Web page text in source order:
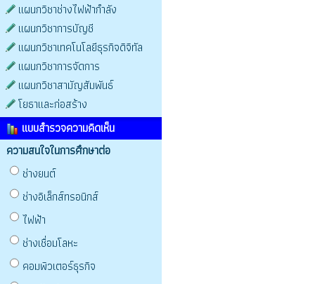
แผนกวิชาช่างไฟฟ้ากำลัง
แผนกวิชาการบัญชี
แผนกวิชาเทคโนโลยีธุรกิจดิจิทัล
แผนกวิชาการจัดการ
แผนกวิชาสามัญสัมพันธ์
โยธาและก่อสร้าง
แบบสำรวจความคิดเห็น
ความสนใจในการศึกษาต่อ
ช่างยนต์
ช่างอิเล็กส์ทรอนิกส์
ไฟฟ้า
ช่างเชื่อมโลหะ
คอมพิวเตอร์ธุรกิจ